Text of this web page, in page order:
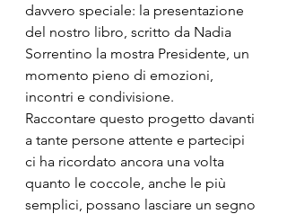
davvero speciale: la presentazione
del nostro libro, scritto da Nadia
Sorrentino la mostra Presidente, un
momento pieno di emozioni,
incontri e condivisione.
Raccontare questo progetto davanti
a tante persone attente e partecipi
ci ha ricordato ancora una volta
quanto le coccole, anche le più
semplici, possano lasciare un segno